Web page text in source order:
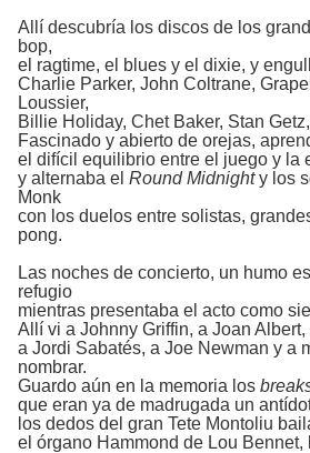
Allí descubría los discos de los
bop,
el ragtime, el blues y el dixie, y
Charlie Parker, John Coltrane,
Loussier,
Billie Holiday, Chet Baker, Stan
Fascinado y abierto de orejas,
el difícil equilibrio entre el juego y la
y alternaba el Round Midnighty los
Monk
con los duelos entre solistas,
pong.
Las noches de concierto, un humo
refugio
mientras presentaba el acto como
Allí vi a Johnny Griffin, a Joan
a Jordi Sabatés, a Joe Newman y a
nombrar.
Guardo aún en la memoria los
que eran ya de madrugada un
los dedos del gran Tete Montoliu
el órgano Hammond de Lou Bennet,